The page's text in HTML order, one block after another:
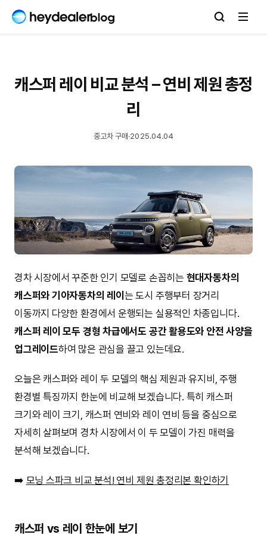
캐스퍼 레이 비교 분석 – 연비 제원 총정
리
중고차 구매 ·2025.04.04
경차 시장에서 꾸준한 인기 모델로 손꼽히는 현대자동차의
캐스퍼와 기아자동차의 레이 는 도시 주행부터 장거리
이동까지 다양한 환경에서 운행되는 실용적인 차종입니다.
캐스퍼 레이 모두 경형 차급에서도 공간 활용도와 안전 사양을
업그레이드하여 많은 관심을 끌고 있는데요.
오늘은 캐스퍼와 레이 두 모델의 핵심 제원과 유지비, 주행
환경별 특징까지 한눈에 비교해 보겠습니다. 특히 캐스퍼
크기와 레이 크기, 캐스퍼 연비와 레이 연비 등을 중심으로
자세히 살펴보며 경차 시장에서 이 두 모델이 가진 매력을
분석해 보겠습니다.
➡️ 모닝 스파크 비교 분석! 연비 제원 총정리본 확인하기
캐스퍼 vs 레이 한눈에 보기